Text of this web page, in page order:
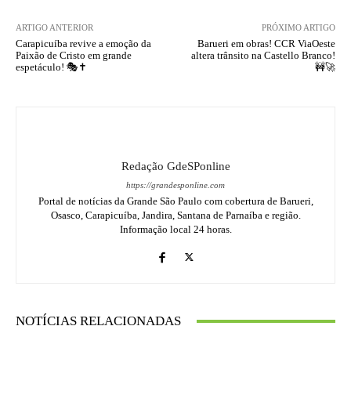
ARTIGO ANTERIOR
Carapicuíba revive a emoção da
Paixão de Cristo em grande
espetáculo! 🎭✝️
PRÓXIMO ARTIGO
Barueri em obras! CCR ViaOeste
altera trânsito na Castello Branco!
🚧🚀
Redação GdeSPonline
https://grandesponline.com
Portal de notícias da Grande São Paulo com cobertura de Barueri,
Osasco, Carapicuíba, Jandira, Santana de Parnaíba e região.
Informação local 24 horas.
NOTÍCIAS RELACIONADAS